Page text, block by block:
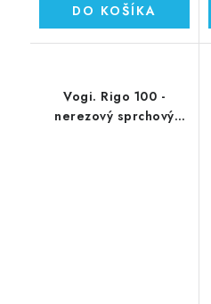
DO KOŠÍKA
Vogi. Rigo 100 -
nerezový sprchový